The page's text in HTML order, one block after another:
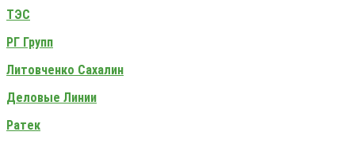
ТЭС
РГ Групп
Литовченко Сахалин
Деловые Линии
Ратек